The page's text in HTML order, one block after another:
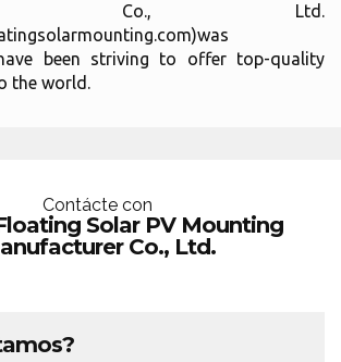
Co., Ltd.
been striving to offer top-quality
the world.
Contácte con
Solar PV Mounting
Co., Ltd.